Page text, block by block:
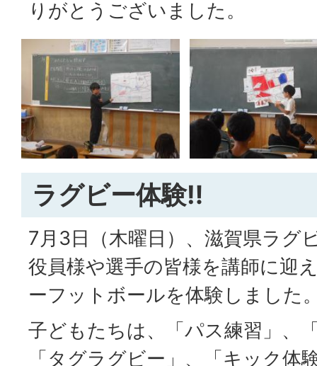
りがとうございました。
ラグビー体験‼
7月3日（木曜日）、滋賀県ラグ
役員様や選手の皆様を講師に迎
ーフットボールを体験しました
子どもたちは、「パス練習」、
「タグラグビー」、「キック体